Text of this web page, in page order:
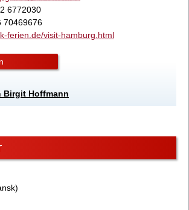
6772030
70469676
ferien.de/visit-hamburg.html
Birgit Hoffmann